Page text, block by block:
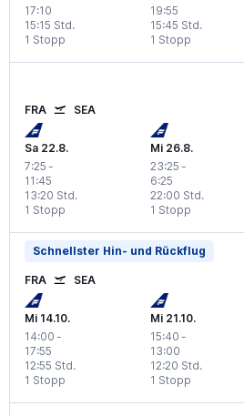
17:10
1 Stopp
15:15 Std.
19:55
1 Stopp
15:45 Std.
FRA SEA
Sa 22.8.
7:25 -
11:45
1 Stopp
13:20 Std.
Mi 26.8.
23:25 -
6:25
1 Stopp
22:00 Std.
Schnellster Hin- und Rückflug
FRA SEA
Mi 14.10.
14:00 -
17:55
1 Stopp
12:55 Std.
Mi 21.10.
15:40 -
13:00
1 Stopp
12:20 Std.